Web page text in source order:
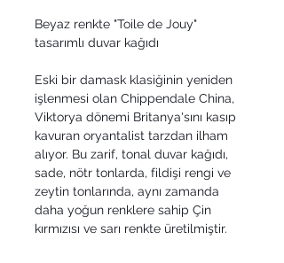
Beyaz renkte "Toile de Jouy"
tasarımlı duvar kağıdı
Eski bir damask klasiğinin yeniden
işlenmesi olan Chippendale China,
Viktorya dönemi Britanya'sını kasıp
kavuran oryantalist tarzdan ilham
alıyor. Bu zarif, tonal duvar kağıdı,
sade, nötr tonlarda, fildişi rengi ve
zeytin tonlarında, aynı zamanda
daha yoğun renklere sahip Çin
kırmızısı ve sarı renkte üretilmiştir.